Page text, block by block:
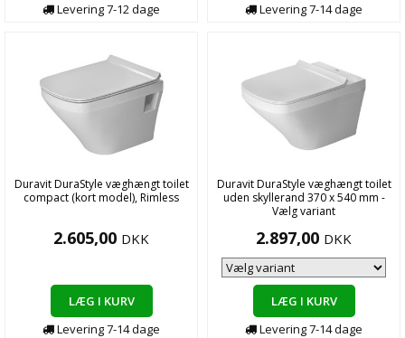
Levering7-12dage
Levering7-14dage
Duravit DuraStyle væghængt toilet
compact (kort model), Rimless
2.605,00 DKK
LÆG I KURV
Levering7-14dage
Duravit DuraStyle væghængt toilet
uden skyllerand 370 x 540 mm -
Vælg variant
2.897,00 DKK
LÆG I KURV
Levering7-14dage